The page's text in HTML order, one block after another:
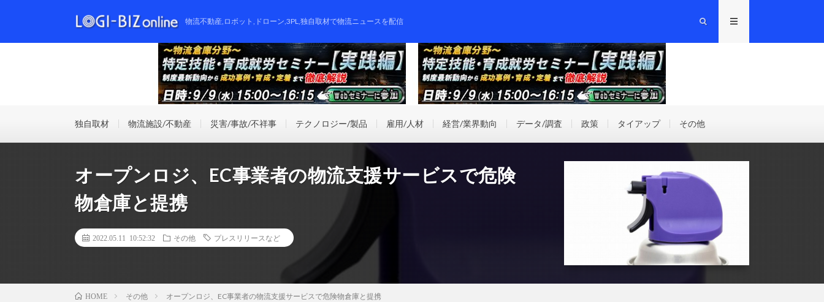
物流不動産,ロボット,ドローン,3PL,独自取材で物流ニュースを配信
独自取材 物流施設/不動産 災害/事故/不祥事 テクノロジー/製品 雇用/人材 経営/業界動向 データ/調査 政策 タイアップ その他
オープンロジ、EC事業者の物流支援サービスで危険
物倉庫と提携
2022.05.11 10:52:32 その他 プレスリリースなど
HOME その他 オープンロジ、EC事業者の物流支援サービスで危険物倉庫と提携